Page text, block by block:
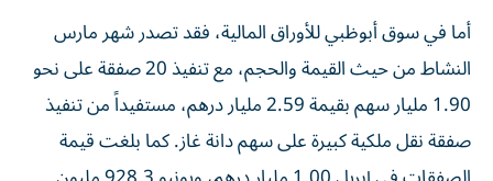
أما في سوق أبوظبي للأوراق المالية، فقد تصدر شهر مارس
النشاط من حيث القيمة والحجم، مع تنفيذ 20 صفقة على نحو
1.90 مليار سهم بقيمة 2.59 مليار درهم، مستفيداً من تنفيذ
صفقة نقل ملكية كبيرة على سهم دانة غاز. كما بلغت قيمة